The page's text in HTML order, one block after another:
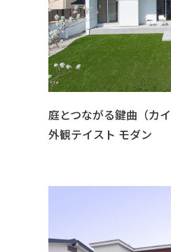
庭とつながる鍵曲（カ
外観テイスト モダン